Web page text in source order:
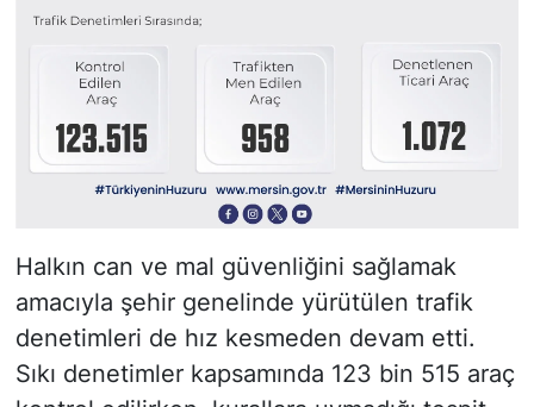
Halkın can ve mal güvenliğini sağlamak
amacıyla şehir genelinde yürütülen trafik
denetimleri de hız kesmeden devam etti.
Sıkı denetimler kapsamında 123 bin 515 araç